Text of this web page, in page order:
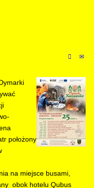
położony
na miejsce busami,
obok hotelu Qubus